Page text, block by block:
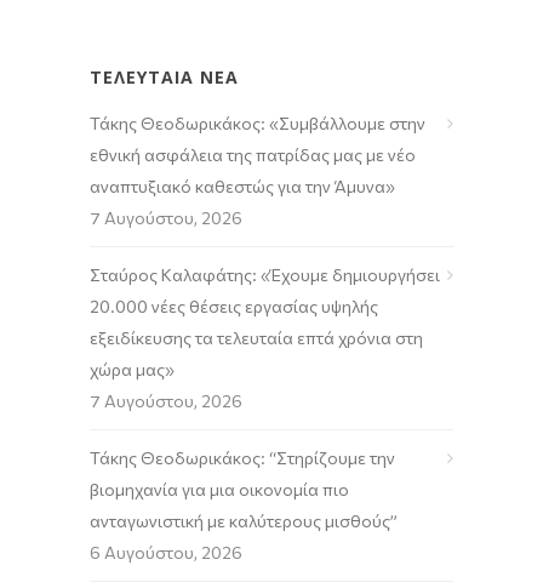
ΤΕΛΕΥΤΑΙΑ ΝΕΑ
Τάκης Θεοδωρικάκος: «Συμβάλλουμε στην
εθνική ασφάλεια της πατρίδας μας με νέο
αναπτυξιακό καθεστώς για την Άμυνα»
7 Αυγούστου, 2026
Σταύρος Καλαφάτης: «Έχουμε δημιουργήσει
20.000 νέες θέσεις εργασίας υψηλής
εξειδίκευσης τα τελευταία επτά χρόνια στη
χώρα μας»
7 Αυγούστου, 2026
Τάκης Θεοδωρικάκος: “Στηρίζουμε την
βιομηχανία για μια οικονομία πιο
ανταγωνιστική με καλύτερους μισθούς”
6 Αυγούστου, 2026